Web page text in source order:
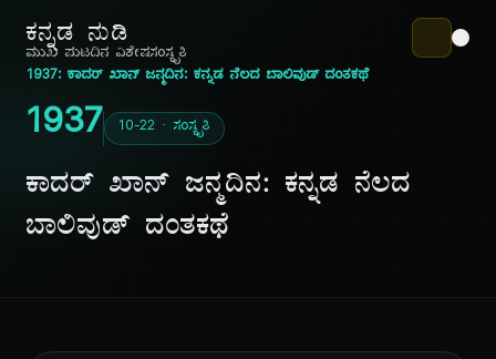
ಕನ್ನಡ ನುಡಿ
ಮುಖ ಪುಟದಿನ ವಿಶೇಷಸಂಸ್ಕೃತಿ
1937: ಕಾದರ್ ಖಾನ್ ಜನ್ಮದಿನ: ಕನ್ನಡ ನೆಲದ ಬಾಲಿವುಡ್ ದಂತಕಥೆ
1937 10-22 · ಸಂಸ್ಕೃತಿ
ಕಾದರ್ ಖಾನ್ ಜನ್ಮದಿನ: ಕನ್ನಡ ನೆಲದ
ಬಾಲಿವುಡ್ ದಂತಕಥೆ